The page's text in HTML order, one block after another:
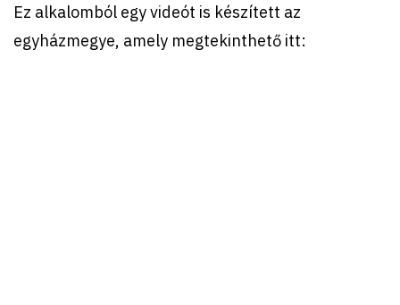
Ez alkalomból egy videót is készített az
egyházmegye, amely megtekinthető itt: